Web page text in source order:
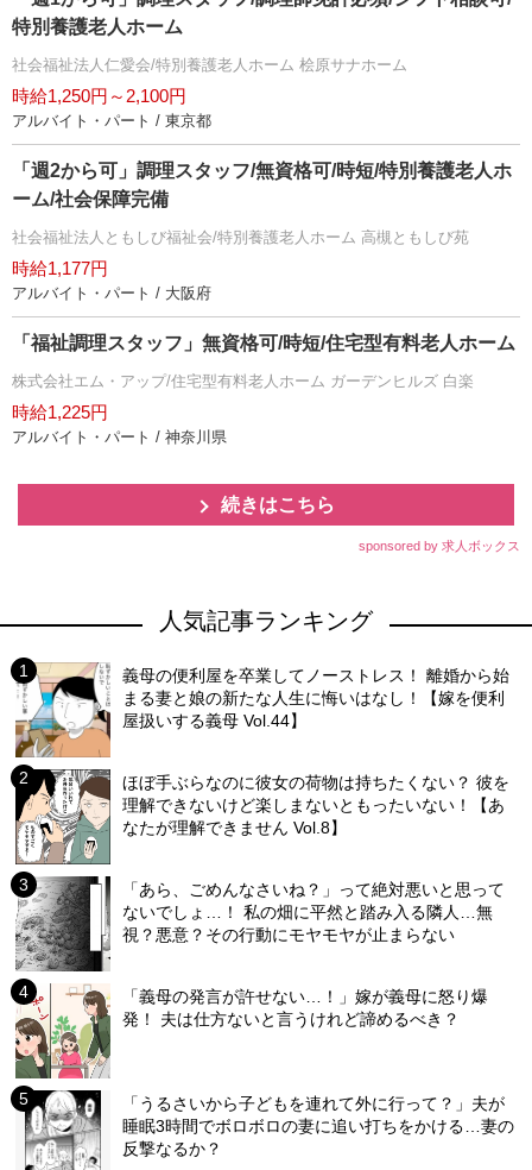
特別養護老人ホーム
社会福祉法人仁愛会/特別養護老人ホーム 桧原サナホーム
時給1,250円～2,100円
アルバイト・パート / 東京都
「週2から可」調理スタッフ/無資格可/時短/特別養護老人ホ
ーム/社会保障完備
社会福祉法人ともしび福祉会/特別養護老人ホーム 高槻ともしび苑
時給1,177円
アルバイト・パート / 大阪府
「福祉調理スタッフ」無資格可/時短/住宅型有料老人ホーム
株式会社エム・アップ/住宅型有料老人ホーム ガーデンヒルズ 白楽
時給1,225円
アルバイト・パート / 神奈川県
続きはこちら
sponsored by 求人ボックス
人気記事ランキング
義母の便利屋を卒業してノーストレス！ 離婚から始
まる妻と娘の新たな人生に悔いはなし！【嫁を便利
屋扱いする義母 Vol.44】
ほぼ手ぶらなのに彼女の荷物は持ちたくない？ 彼を
理解できないけど楽しまないともったいない！【あ
なたが理解できません Vol.8】
「あら、ごめんなさいね？」って絶対悪いと思って
ないでしょ…！ 私の畑に平然と踏み入る隣人…無
視？悪意？その行動にモヤモヤが止まらない
「義母の発言が許せない…！」嫁が義母に怒り爆
発！ 夫は仕方ないと言うけれど諦めるべき？
「うるさいから子どもを連れて外に行って？」夫が
睡眠3時間でボロボロの妻に追い打ちをかける…妻の
反撃なるか？